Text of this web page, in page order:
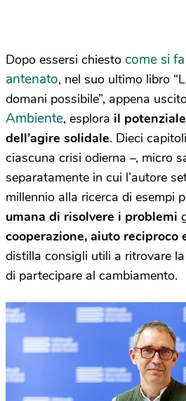
Dopo essersi chiesto come si
antenato, nel suo ultimo libro “
domani possibile”, appena
Ambiente, esplora il
dell’agire solidale. Dieci
ciascuna crisi odierna –, micro
separatamente in cui l’autore
millennio alla ricerca di esempi
umana di risolvere i problemi
cooperazione, aiuto reciproco
distilla consigli utili a ritrovare
di partecipare al cambiamento.